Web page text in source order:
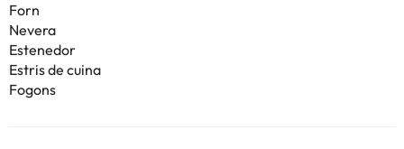
Forn
Nevera
Estenedor
Estris de cuina
Fogons